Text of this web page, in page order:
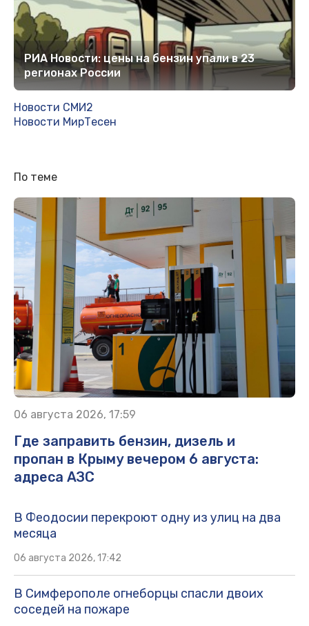
РИА Новости: цены на бензин упали в 23
регионах России
Новости СМИ2
Новости МирТесен
По теме
06 августа 2026, 17:59
Где заправить бензин, дизель и
пропан в Крыму вечером 6 августа:
адреса АЗС
В Феодосии перекроют одну из улиц на два
месяца
06 августа 2026, 17:42
В Симферополе огнеборцы спасли двоих
соседей на пожаре